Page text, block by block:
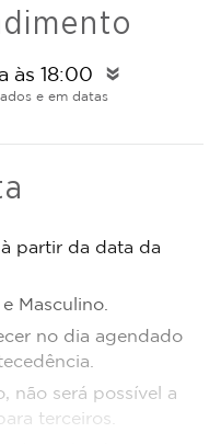
às 18:00 double_arrow
e em datas
partir da data da
Masculino.
no dia agendado
não será possível a
terceiros.